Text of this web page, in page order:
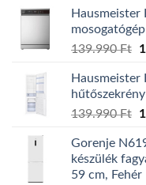
Hausmeister
mosogatógép
139.990Ft
hűtőszekrény
139.990Ft
Gorenje
készülék
59 cm, Fehér